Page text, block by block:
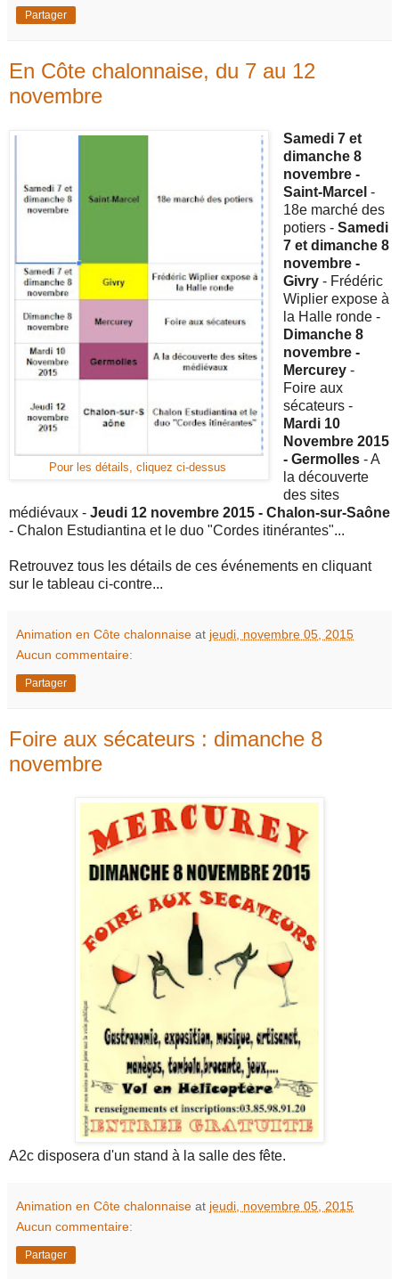
Partager
En Côte chalonnaise, du 7 au 12
novembre
Pour les détails, cliquez ci-dessus
Samedi 7 et
dimanche 8
novembre -
Saint-Marcel -
18e marché des
potiers - Samedi
7 et dimanche 8
novembre -
Givry- Frédéric
Wiplier expose à
la Halle ronde -
Dimanche 8
novembre -
Mercurey-
Foire aux
sécateurs -
Mardi 10
Novembre 2015
- Germolles- A
la découverte
des sites
médiévaux - Jeudi 12 novembre 2015 - Chalon-sur-Saône
- Chalon Estudiantina et le duo "Cordes itinérantes"...
Retrouvez tous les détails de ces événements en cliquant
sur le tableau ci-contre...
Animation en Côte chalonnaise at jeudi, novembre 05, 2015
Aucun commentaire:
Partager
Foire aux sécateurs : dimanche 8
novembre
A2c disposera d'un stand à la salle des fête.
Animation en Côte chalonnaise at jeudi, novembre 05, 2015
Aucun commentaire:
Partager